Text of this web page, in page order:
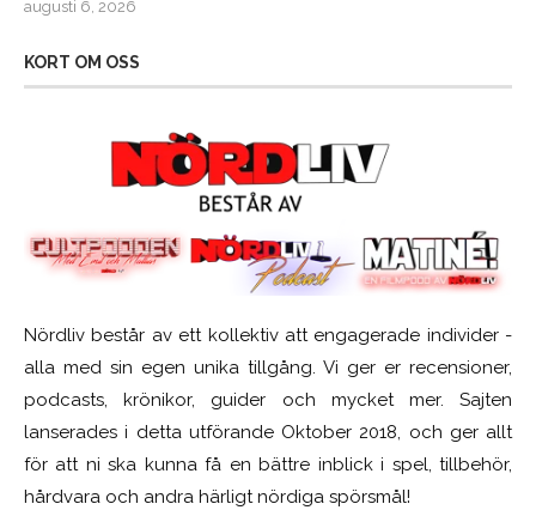
augusti 6, 2026
KORT OM OSS
Nördliv består av ett kollektiv att engagerade individer -
alla med sin egen unika tillgång. Vi ger er recensioner,
podcasts, krönikor, guider och mycket mer. Sajten
lanserades i detta utförande Oktober 2018, och ger allt
för att ni ska kunna få en bättre inblick i spel, tillbehör,
hårdvara och andra härligt nördiga spörsmål!